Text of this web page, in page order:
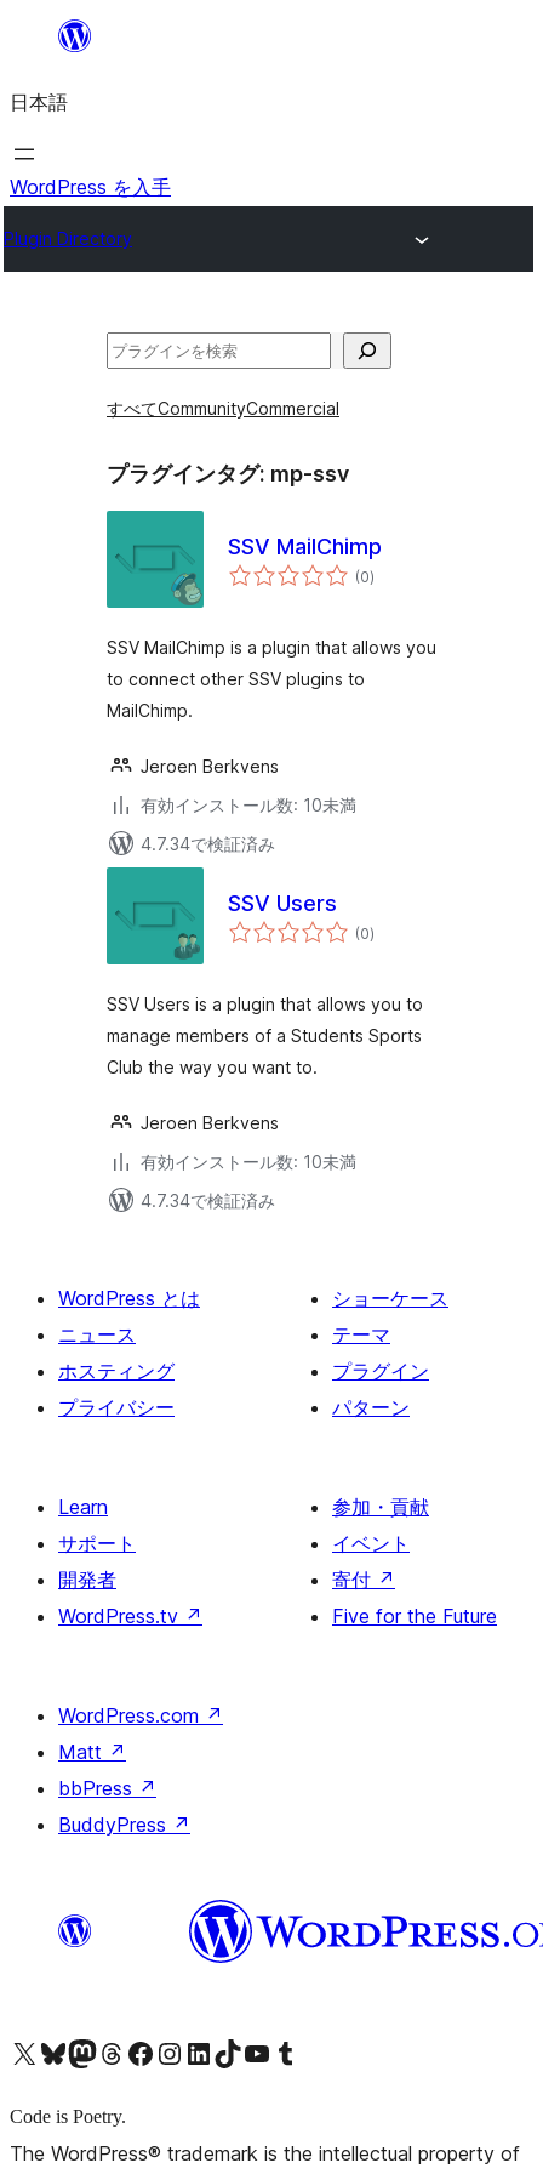
を
ス
キ
プ
日本語
WordPress を入手
Plugin Directory
検
すべてCommunityCommercial
プラグインタグ: mp-ssv
SSV MailChimp
(0個
の)
SSV MailChimp is a plugin that allows you
to connect other SSV plugins to
MailChimp.
Jeroen Berkvens
有効インストール数: 10未満
4.7.34で検証済み
SSV Users
(0個
の)
SSV Users is a plugin that allows you to
manage members of a Students Sports
Club the way you want to.
Jeroen Berkvens
有効インストール数: 10未満
4.7.34で検証済み
WordPress とは
ニュース
ホスティング
プライバシー
ショーケース
テーマ
プラグイン
パターン
Learn
サポート
開発者
WordPress.tv ↗
参加・貢献
イベント
寄付 ↗
Five for the Future
WordPress.com ↗
Matt ↗
bbPress ↗
BuddyPress ↗
X (旧 Twitter) アカウントへBluesky アカウントへMastodon アカウントへThreads アカウントへ Facebook ページへInstagram アカウントへ LinkedIn アカウントへTikTok アカウントへYouTube チャンネルへ Tumblr アカウントへ
Code is Poetry.
The WordPress® trademark is the intellectual property of